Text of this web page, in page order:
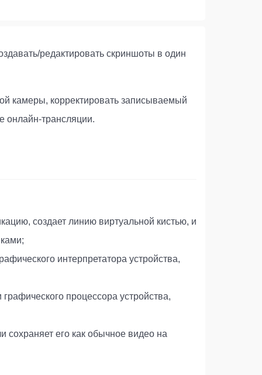
редактировать скриншоты в один
камеры, корректировать записываемый
онлайн-трансляции.
создает линию виртуальной кистью, и
интерпретатора устройства,
процессора устройства,
сохраняет его как обычное видео на